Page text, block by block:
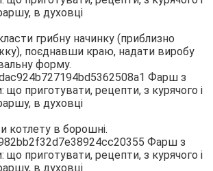
грибну начинку (приблизно
поєднавши краю, надати виробу
форму.
котлету в борошні.